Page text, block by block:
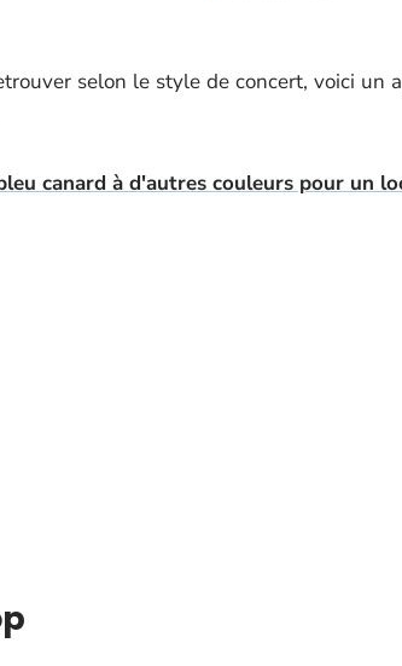
selon le style de concert, voici un
canard à d'autres couleurs pour un